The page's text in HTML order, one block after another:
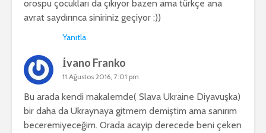
orospu çocukları da çıkıyor bazen ama türkçe ana
avrat saydırınca siniriniz geçiyor :))
Yanıtla
İvano Franko
11 Ağustos 2016, 7:01 pm
Bu arada kendi makalemde( Slava Ukraine Diyavuşka)
bir daha da Ukraynaya gitmem demiştim ama sanırım
beceremiyeceğim. Orada acayip derecede beni çeken